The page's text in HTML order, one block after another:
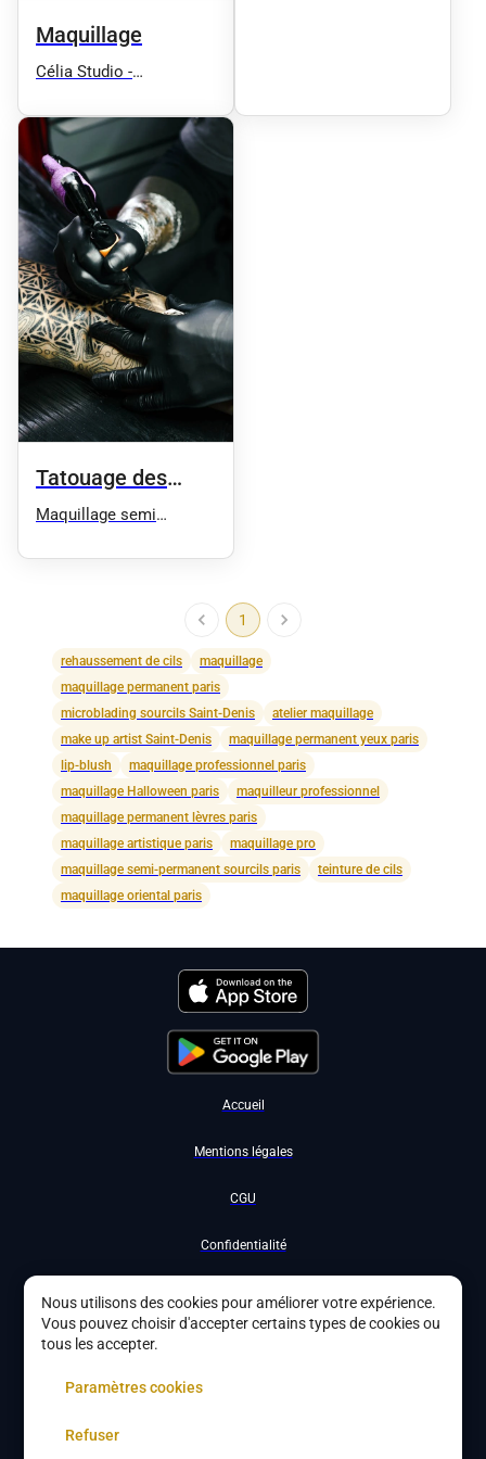
Maquillage
Célia Studio -
permanent sourcils et
microblading
Tatouage des
sourcils
Maquillage semi
Martinez Ego
1
rehaussement de cils
maquillage
maquillage permanent paris
microblading sourcils Saint-Denis
atelier maquillage
make up artist Saint-Denis
maquillage permanent yeux paris
lip-blush
maquillage professionnel paris
maquillage Halloween paris
maquilleur professionnel
maquillage permanent lèvres paris
maquillage artistique paris
maquillage pro
maquillage semi-permanent sourcils paris
teinture de cils
maquillage oriental paris
Accueil
Mentions légales
CGU
Confidentialité
Nous utilisons des cookies pour améliorer votre expérience.
Vous pouvez choisir d'accepter certains types de cookies ou
tous les accepter.
Paramètres cookies
Refuser